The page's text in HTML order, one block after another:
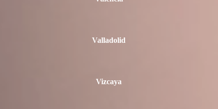
Valladolid
Vizcaya